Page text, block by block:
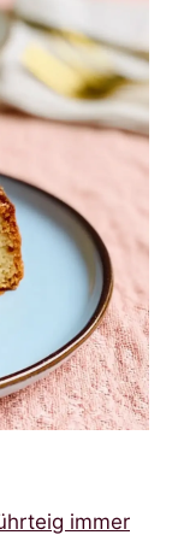
immer